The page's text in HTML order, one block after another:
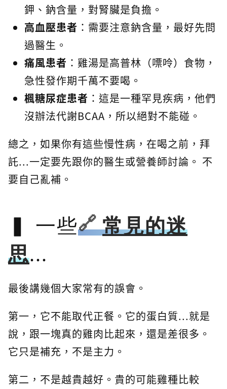
鉀、鈉含量，對腎臟是負擔。
高血壓患者 ：需要注意鈉含量，最好先問
過醫生。
痛風患者 ：雞湯是高普林（嘌呤）食物，
急性發作期千萬不要喝。
楓糖尿症患者 ：這是一種罕見疾病，他們
沒辦法代謝BCAA，所以絕對不能碰。
總之，如果你有這些慢性病，在喝之前，拜
託...一定要先跟你的醫生或營養師討論。 不
要自己亂補。
一些
常見的迷
思...
最後講幾個大家常有的誤會。
第一，它不能取代正餐。它的蛋白質...就是
說，跟一塊真的雞肉比起來，還是差很多。
它只是補充，不是主力。
第二，不是越貴越好。貴的可能雞種比較